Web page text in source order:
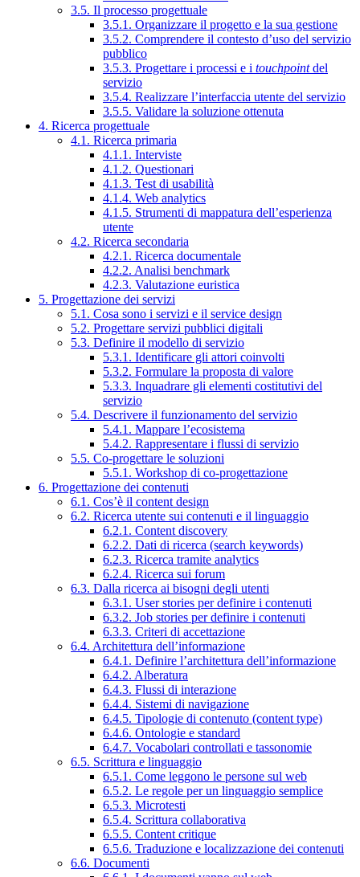
3.5. Il processo progettuale
3.5.1. Organizzare il progetto e la sua gestione
3.5.2. Comprendere il contesto d’uso del servizio
pubblico
3.5.3. Progettare i processi e i touchpointdel
servizio
3.5.4. Realizzare l’interfaccia utente del servizio
3.5.5. Validare la soluzione ottenuta
4. Ricerca progettuale
4.1. Ricerca primaria
4.1.1. Interviste
4.1.2. Questionari
4.1.3. Test di usabilità
4.1.4. Web analytics
4.1.5. Strumenti di mappatura dell’esperienza
utente
4.2. Ricerca secondaria
4.2.1. Ricerca documentale
4.2.2. Analisi benchmark
4.2.3. Valutazione euristica
5. Progettazione dei servizi
5.1. Cosa sono i servizi e il service design
5.2. Progettare servizi pubblici digitali
5.3. Definire il modello di servizio
5.3.1. Identificare gli attori coinvolti
5.3.2. Formulare la proposta di valore
5.3.3. Inquadrare gli elementi costitutivi del
servizio
5.4. Descrivere il funzionamento del servizio
5.4.1. Mappare l’ecosistema
5.4.2. Rappresentare i flussi di servizio
5.5. Co-progettare le soluzioni
5.5.1. Workshop di co-progettazione
6. Progettazione dei contenuti
6.1. Cos’è il content design
6.2. Ricerca utente sui contenuti e il linguaggio
6.2.1. Content discovery
6.2.2. Dati di ricerca (search keywords)
6.2.3. Ricerca tramite analytics
6.2.4. Ricerca sui forum
6.3. Dalla ricerca ai bisogni degli utenti
6.3.1. User stories per definire i contenuti
6.3.2. Job stories per definire i contenuti
6.3.3. Criteri di accettazione
6.4. Architettura dell’informazione
6.4.1. Definire l’architettura dell’informazione
6.4.2. Alberatura
6.4.3. Flussi di interazione
6.4.4. Sistemi di navigazione
6.4.5. Tipologie di contenuto (content type)
6.4.6. Ontologie e standard
6.4.7. Vocabolari controllati e tassonomie
6.5. Scrittura e linguaggio
6.5.1. Come leggono le persone sul web
6.5.2. Le regole per un linguaggio semplice
6.5.3. Microtesti
6.5.4. Scrittura collaborativa
6.5.5. Content critique
6.5.6. Traduzione e localizzazione dei contenuti
6.6. Documenti